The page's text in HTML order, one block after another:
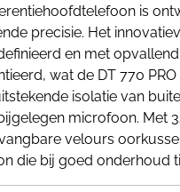
is
precisie. Het
en met
wat de DT 770
isolatie van
microfoon. Met
velours
die bij goed onderhoud